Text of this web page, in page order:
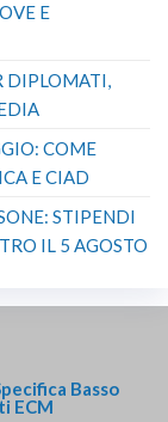
E
DIPLOMATI,
COME
E CIAD
STIPENDI
IL 5 AGOSTO
Basso
ECM